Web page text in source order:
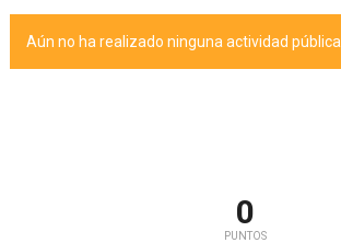
Aún no ha realizado ninguna actividad pública.
0
PUNTOS